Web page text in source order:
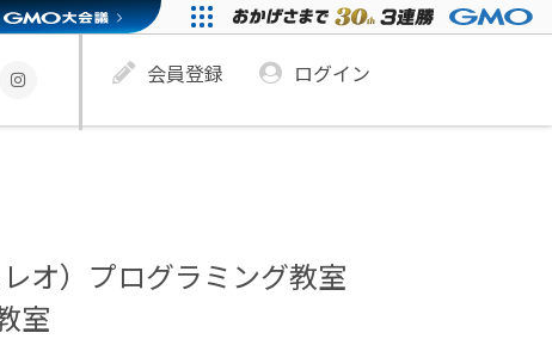
会員登録 ログイン
オ）プログラミング教室
室